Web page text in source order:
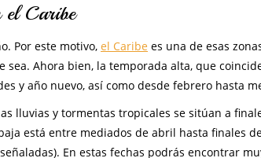
el Caribe
Por este motivo, el Caribe es una de esas
Ahora bien, la temporada alta, que
y año nuevo, así como desde febrero hasta
lluvias y tormentas tropicales se sitúan a
está entre mediados de abril hasta finales
En estas fechas podrás encontrar